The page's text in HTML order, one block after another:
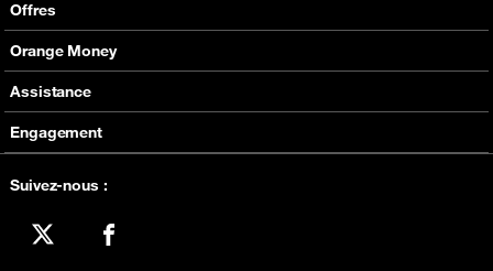
Suivez-nous :
Offres
Offres Mobiles
Internet
Bons plans
Orange Money
Présentation
Assistance
Assistance
Engagement